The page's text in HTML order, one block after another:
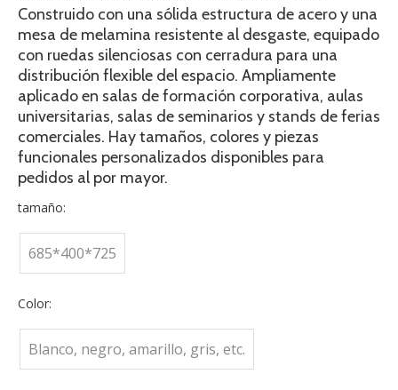
Construido con una sólida estructura de acero y una
mesa de melamina resistente al desgaste, equipado
con ruedas silenciosas con cerradura para una
distribución flexible del espacio. Ampliamente
aplicado en salas de formación corporativa, aulas
universitarias, salas de seminarios y stands de ferias
comerciales. Hay tamaños, colores y piezas
funcionales personalizados disponibles para
pedidos al por mayor.
tamaño:
685*400*725
Color:
Blanco, negro, amarillo, gris, etc.